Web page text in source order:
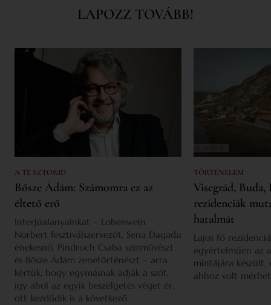
LAPOZZ TOVÁBB!
A TE SZTORID
Bősze Ádám: Számomra ez az
éltető erő
Interjúalanyainkat – Lobenwein
Norbert fesztiválszervezőt, Sena Dagadu
énekesnő, Pindroch Csaba színművészt
és Bősze Ádám zenetörténészt – arra
kértük, hogy egymásnak adják a szót,
így ahol az egyik beszélgetés véget ér,
ott kezdődik is a következő.
TÖRTÉNELEM
Visegrád,
rezidenciák
hatalmát
Lajos fő
egyértelműen az
mintájára készült,
ahhoz volt